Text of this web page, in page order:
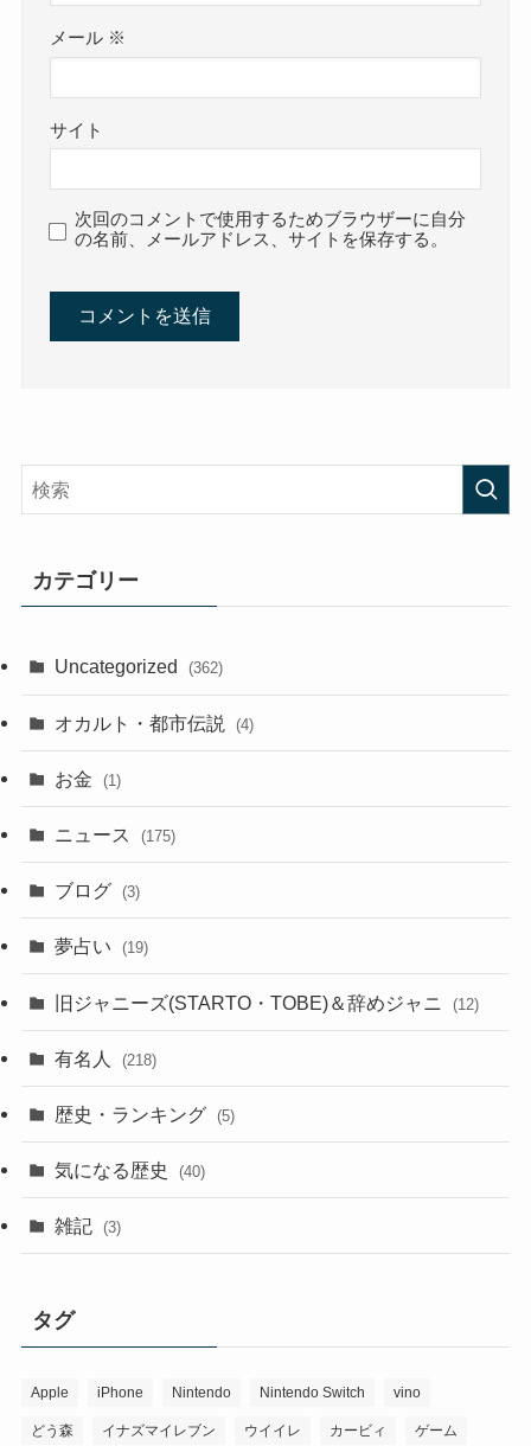
メール ※
サイト
次回のコメントで使用するためブラウザーに自分
の名前、メールアドレス、サイトを保存する。
カテゴリー
Uncategorized (362)
オカルト・都市伝説 (4)
お金 (1)
ニュース (175)
ブログ (3)
夢占い (19)
旧ジャニーズ(STARTO・TOBE)＆辞めジャニ (12)
有名人 (218)
歴史・ランキング (5)
気になる歴史 (40)
雑記 (3)
タグ
Apple iPhone Nintendo Nintendo Switch vino
どう森 イナズマイレブン ウイイレ カービィ ゲーム